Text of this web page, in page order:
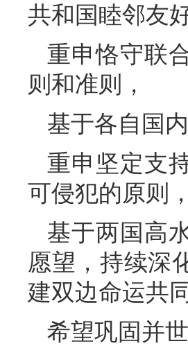
共和国睦邻友
重申恪守联
则和准则，
基于各自国
重申坚定支
可侵犯的原则，
基于两国高
愿望，持续深
建双边命运共
希望巩固并